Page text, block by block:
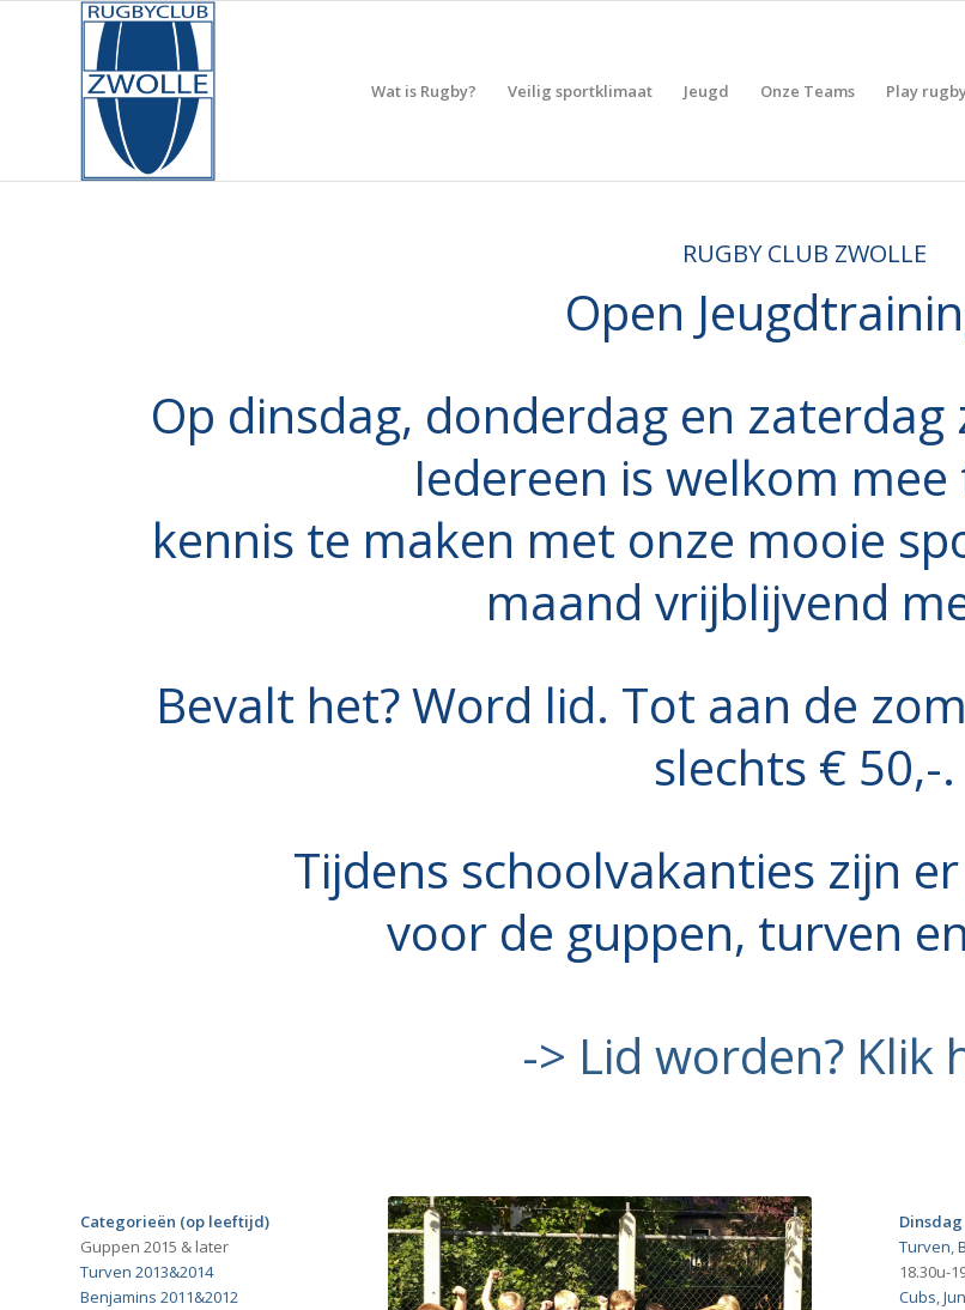
Wat is Rugby? Veilig sportklimaat Jeugd Onze Teams Play
RUGBY CLUB ZWOLLE
Open
Op dinsdag, donderdag en
Iedereen is welkom
kennis te maken met onze mooie
maand vrijblijvend
Bevalt het? Word lid. Tot aan de
slechts € 50,-.
Tijdens schoolvakanties zijn
voor de guppen, turven
-> Lid worden? Klik
Categorieën (op leeftijd)
Guppen 2015 & later
Turven 2013&2014
Benjamins 2011&2012
Dinsdag
Turven,
18.30u-
Cubs,